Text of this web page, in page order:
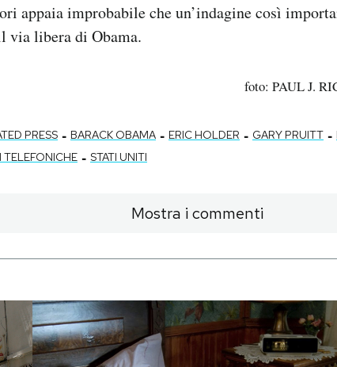
appaia improbabile che un’indagine così
via libera di Obama.
foto: PAUL J.
PRESS - BARACK OBAMA - ERIC HOLDER - GARY PRUITT -
TELEFONICHE - STATI UNITI
Mostra i commenti